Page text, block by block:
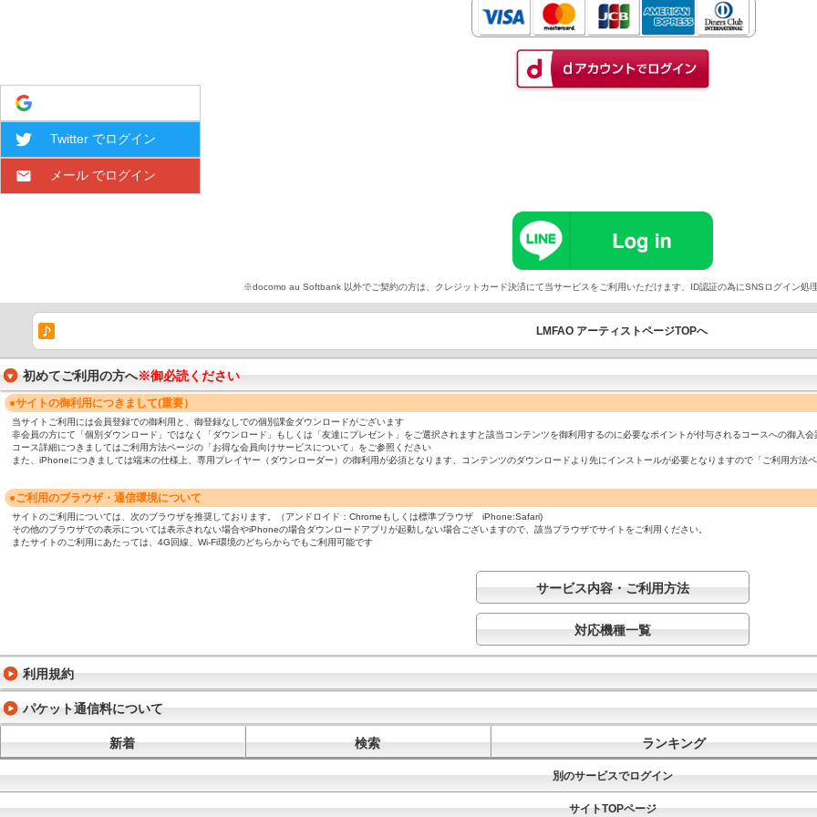
Twitter でログイン
メール でログイン
※docomo au Softbank 以外でご契約の方は、クレジットカード決済にて当サービスをご利用いただけます、ID認証の為にSNSログイン処
LMFAO アーティストページTOPへ
初めてご利用の方へ※御必読ください
●サイトの御利用につきまして(重要）
当サイトご利用には会員登録での御利用と、御登録なしでの個別課金ダウンロードがございます
非会員の方にて「個別ダウンロード」ではなく「ダウンロード」もしくは「友達にプレゼント」をご選択されますと該当コンテンツを御利用するのに必要なポイントが付与されるコースへの御入会
コース詳細につきましてはご利用方法ページの「お得な会員向けサービスについて」をご参照ください
また、iPhoneにつきましては端末の仕様上、専用プレイヤー（ダウンローダー）の御利用が必須となります、コンテンツのダウンロードより先にインストールが必要となりますので「ご利用方法
●ご利用のブラウザ・通信環境について
サイトのご利用については、次のブラウザを推奨しております。（アンドロイド：Chromeもしくは標準ブラウザ iPhone:Safari)
その他のブラウザでの表示については表示されない場合やiPhoneの場合ダウンロードアプリが起動しない場合ございますので、該当ブラウザでサイトをご利用ください。
またサイトのご利用にあたっては、4G回線、Wi-Fi環境のどちらからでもご利用可能です
サービス内容・ご利用方法
対応機種一覧
利用規約
パケット通信料について
新着 検索 ランキング
別のサービスでログイン
サイトTOPページ